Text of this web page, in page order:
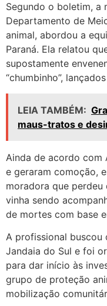
Segundo o boletim, a
Departamento de
animal, abordou a
Paraná. Ela relatou
supostamente
“chumbinho”,
LEIA TAMBÉM:
maus-tratos e
Ainda de acordo com
e geraram comoção,
moradora que perdeu
vinha sendo
de mortes com base
A profissional buscou
Jandaia do Sul e foi
para dar início às
grupo de proteção
mobilização